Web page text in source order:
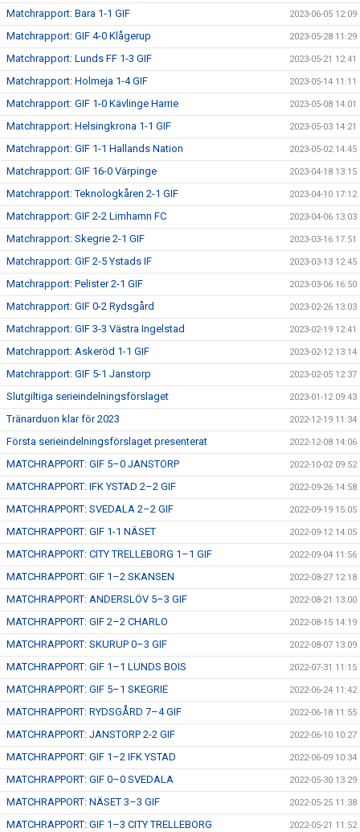
Matchrapport: Bara 1-1 GIF 2023-06-05 12:09
Matchrapport: GIF 4-0 Klågerup 2023-05-28 11:29
Matchrapport: Lunds FF 1-3 GIF 2023-05-21 12:41
Matchrapport: Holmeja 1-4 GIF 2023-05-14 11:11
Matchrapport: GIF 1-0 Kävlinge Harrie 2023-05-08 14:01
Matchrapport: Helsingkrona 1-1 GIF 2023-05-03 14:21
Matchrapport: GIF 1-1 Hallands Nation 2023-05-02 14:45
Matchrapport: GIF 16-0 Värpinge 2023-04-18 13:15
Matchrapport: Teknologkåren 2-1 GIF 2023-04-10 17:12
Matchrapport: GIF 2-2 Limhamn FC 2023-04-06 13:03
Matchrapport: Skegrie 2-1 GIF 2023-03-16 17:51
Matchrapport: GIF 2-5 Ystads IF 2023-03-13 12:45
Matchrapport: Pelister 2-1 GIF 2023-03-06 16:50
Matchrapport: GIF 0-2 Rydsgård 2023-02-26 13:03
Matchrapport: GIF 3-3 Västra Ingelstad 2023-02-19 12:41
Matchrapport: Askeröd 1-1 GIF 2023-02-12 13:14
Matchrapport: GIF 5-1 Janstorp 2023-02-05 12:37
Slutgiltiga serieindelningsförslaget 2023-01-12 09:43
Tränarduon klar för 2023 2022-12-19 11:34
Första serieindelningsförslaget presenterat 2022-12-08 14:06
MATCHRAPPORT: GIF 5–0 JANSTORP 2022-10-02 09:52
MATCHRAPPORT: IFK YSTAD 2–2 GIF 2022-09-26 14:58
MATCHRAPPORT: SVEDALA 2–2 GIF 2022-09-19 15:05
MATCHRAPPORT: GIF 1-1 NÄSET 2022-09-12 14:05
MATCHRAPPORT: CITY TRELLEBORG 1–1 GIF 2022-09-04 11:56
MATCHRAPPORT: GIF 1–2 SKANSEN 2022-08-27 12:18
MATCHRAPPORT: ANDERSLÖV 5–3 GIF 2022-08-21 13:00
MATCHRAPPORT: GIF 2–2 CHARLO 2022-08-15 14:19
MATCHRAPPORT: SKURUP 0–3 GIF 2022-08-07 13:09
MATCHRAPPORT: GIF 1–1 LUNDS BOIS 2022-07-31 11:15
MATCHRAPPORT: GIF 5–1 SKEGRIE 2022-06-24 11:42
MATCHRAPPORT: RYDSGÅRD 7–4 GIF 2022-06-18 11:55
MATCHRAPPORT: JANSTORP 2-2 GIF 2022-06-10 10:27
MATCHRAPPORT: GIF 1–2 IFK YSTAD 2022-06-09 10:34
MATCHRAPPORT: GIF 0–0 SVEDALA 2022-05-30 13:29
MATCHRAPPORT: NÄSET 3–3 GIF 2022-05-25 11:38
MATCHRAPPORT: GIF 1–3 CITY TRELLEBORG 2022-05-21 11:52